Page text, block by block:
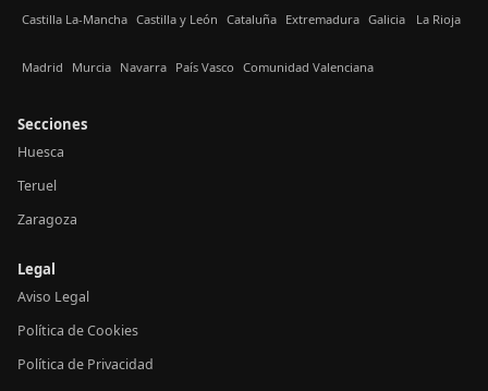
Castilla La-Mancha Castilla y León Cataluña Extremadura Galicia La Rioja
Madrid Murcia Navarra País Vasco Comunidad Valenciana
Secciones
Huesca
Teruel
Zaragoza
Legal
Aviso Legal
Política de Cookies
Política de Privacidad